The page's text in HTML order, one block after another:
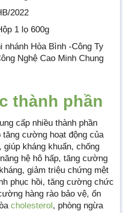
2022
1 lọ 600g
nhánh Hòa Bình -Công Ty
Nghệ Cao Minh Chung
thành phần
cấp nhiều thành phần
cường hoạt động của
kháng khuẩn, chống
hệ hô hấp, tăng cường
giảm triệu chứng mệt
phục hồi, tăng cường chức
hàng rào bảo vệ, ổn
cholesterol, phòng ngừa